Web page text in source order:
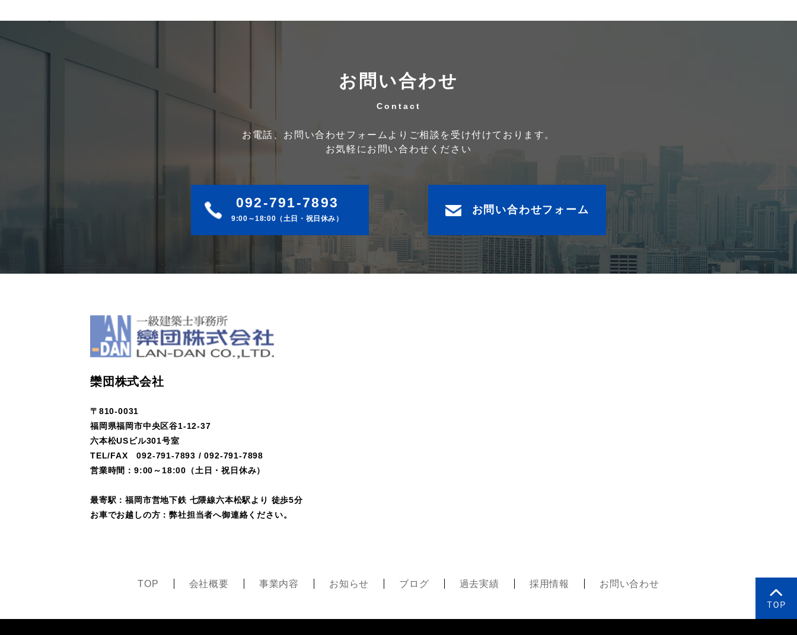
お問い合わせ
お電話、お問い合わせフォームよりご相談を受け付けております。
お気軽にお問い合わせください
092-791-7893
9:00～18:00（土日・祝日休み）
お問い合わせフォーム
欒団株式会社
〒810-0031
福岡県福岡市中央区谷1-12-37
六本松USビル301号室
TEL/FAX092-791-7893 /092-791-7898
営業時間：9:00～18:00（土日・祝日休み）
最寄駅：福岡市営地下鉄 七隈線六本松駅より 徒歩5分
お車でお越しの方：弊社担当者へ御連絡ください。
TOP 会社概要 事業内容 お知らせ ブログ 過去実績 採用情報 お問い合わせ